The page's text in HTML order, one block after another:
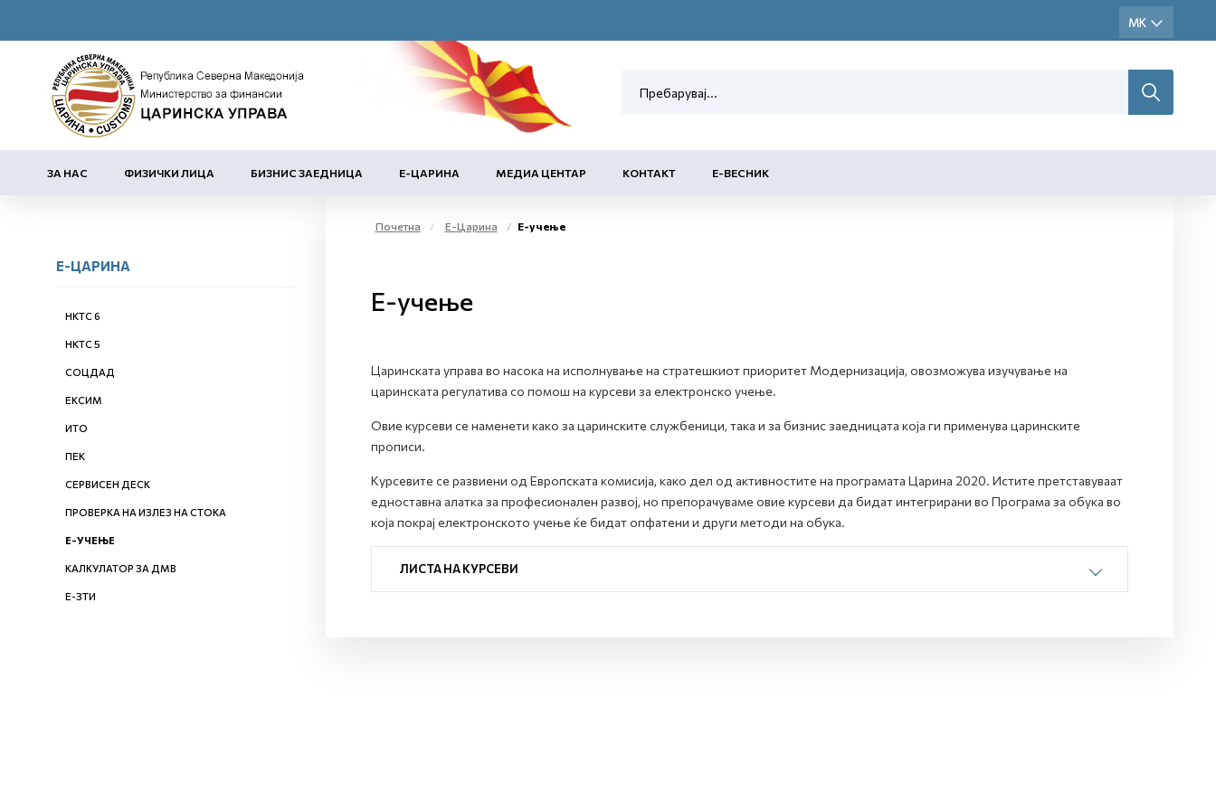
ЗА НАС ФИЗИЧКИ ЛИЦА БИЗНИС ЗАЕДНИЦА Е-ЦАРИНА МЕДИА ЦЕНТАР КОНТАКТ Е-ВЕСНИК
Е-ЦАРИНА
НКТС 6
НКТС 5
СОЦДАД
ЕКСИМ
ИТО
ПЕК
СЕРВИСЕН ДЕСК
ПРОВЕРКА НА ИЗЛЕЗ НА СТОКА
Е-УЧЕЊЕ
КАЛКУЛАТОР ЗА ДМВ
Е-ЗТИ
Почетна Е-Царина Е-учење
Е-учење
Царинската управа во насока на исполнување на стратешкиот приоритет Модернизација, овозможува изучување на
царинската регулатива со помош на курсеви за електронско учење.
Овие курсеви се наменети како за царинските службеници, така и за бизнис заедницата која ги применува царинските
прописи.
Курсевите се развиени од Европската комисија, како дел од активностите на програмата Царина 2020. Истите претставуваат
едноставна алатка за професионален развој, но препорачуваме овие курсеви да бидат интегрирани во Програма за обука во
која покрај електронското учење ќе бидат опфатени и други методи на обука.
ЛИСТА НА КУРСЕВИ